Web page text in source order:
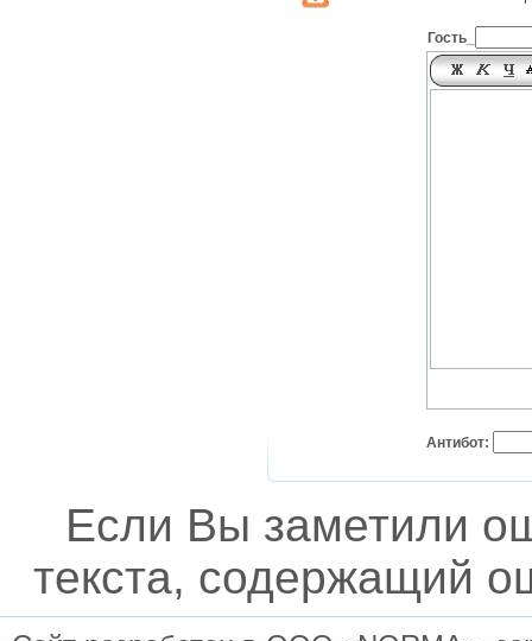
Гость_
Антибот:
Если Вы заметили
текста, содержащий